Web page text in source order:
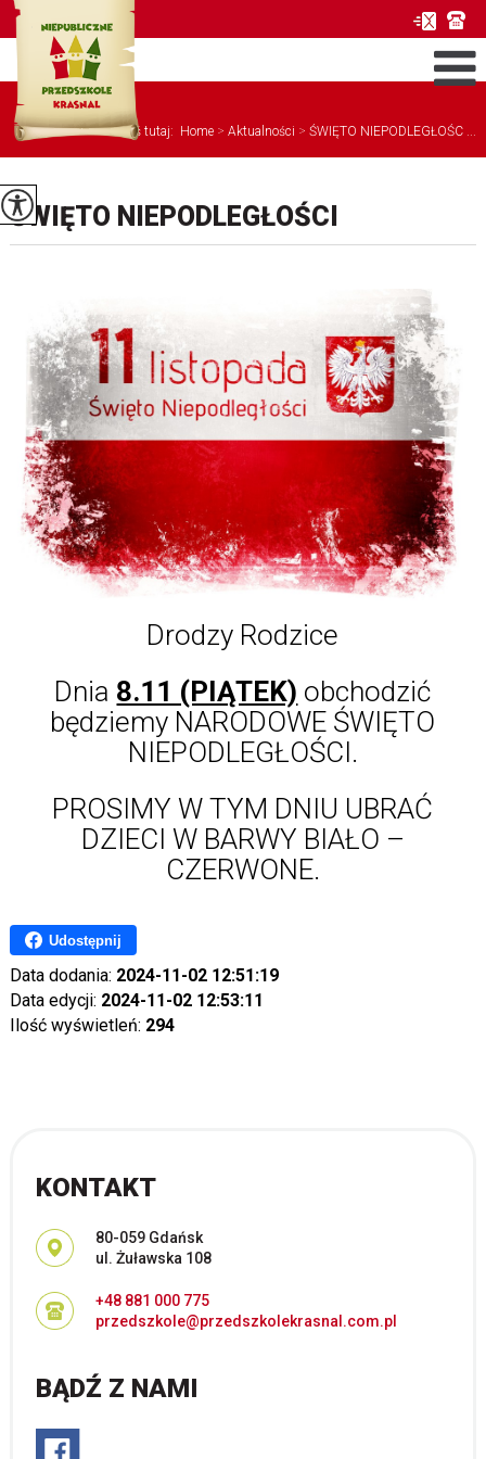
Jesteś tutaj: Home > Aktualności > ŚWIĘTO NIEPODLEGŁOŚC ...
ŚWIĘTO NIEPODLEGŁOŚCI
Drodzy Rodzice
Dnia 8.11 (PIĄTEK) obchodzić
będziemy NARODOWE ŚWIĘTO
NIEPODLEGŁOŚCI.
PROSIMY W TYM DNIU UBRAĆ
DZIECI W BARWY BIAŁO –
CZERWONE.
Udostępnij
Data dodania: 2024-11-02 12:51:19
Data edycji: 2024-11-02 12:53:11
Ilość wyświetleń: 294
KONTAKT
Adres pocztowy:
80-059 Gdańsk
ul. Żuławska 108
+48 881 000 775
przedszkole@przedszkolekrasnal.com.pl
BĄDŹ Z NAMI